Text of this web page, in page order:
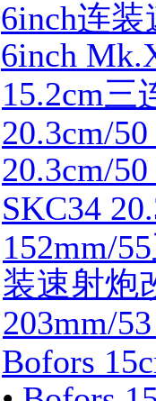
6inch连
6inch
15.2cm三
20.3cm/
20.3cm/
SKC34
152mm/
装速射炮
203mm/
Bofors